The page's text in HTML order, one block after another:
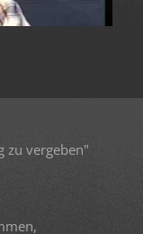
zu vergeben"